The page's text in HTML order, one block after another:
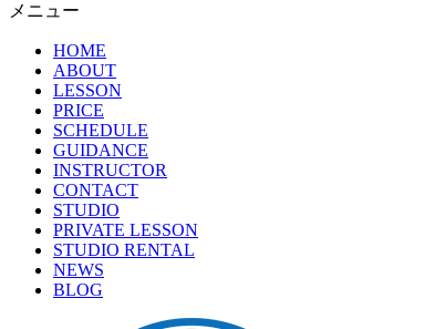
メニュー
HOME
ABOUT
LESSON
PRICE
SCHEDULE
GUIDANCE
INSTRUCTOR
CONTACT
STUDIO
PRIVATE LESSON
STUDIO RENTAL
NEWS
BLOG